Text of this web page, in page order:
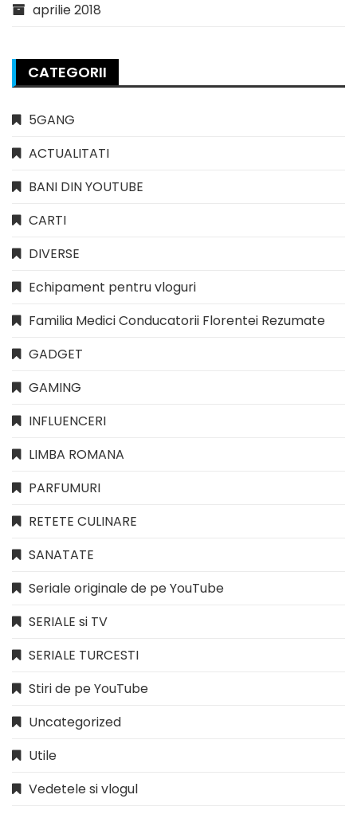
aprilie 2018
CATEGORII
5GANG
ACTUALITATI
BANI DIN YOUTUBE
CARTI
DIVERSE
Echipament pentru vloguri
Familia Medici Conducatorii Florentei Rezumate
GADGET
GAMING
INFLUENCERI
LIMBA ROMANA
PARFUMURI
RETETE CULINARE
SANATATE
Seriale originale de pe YouTube
SERIALE si TV
SERIALE TURCESTI
Stiri de pe YouTube
Uncategorized
Utile
Vedetele si vlogul